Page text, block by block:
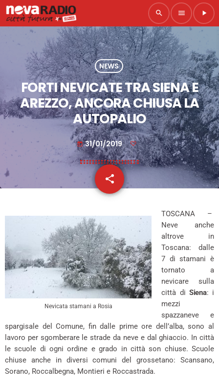
search menu play_arrow
NEWS
FORTI NEVICATE TRA SIENA E
AREZZO, ANCORA CHIUSA LA
AUTOPALIO
today 31/01/2019
share
email
Nevicata stamani a Rosia
TOSCANA –
Neve anche
altrove in
Toscana: dalle
7 di stamani è
tornato a
nevicare sulla
città di Siena: i
mezzi
spazzaneve e
spargisale del Comune, fin dalle prime ore dell’alba, sono al
lavoro per sgomberare le strade da neve e dal ghiaccio. In città
le scuole di ogni ordine e grado in città son chiuse. Scuole
chiuse anche in diversi comuni del grossetano: Scansano,
Sorano, Roccalbegna, Montieri e Roccastrada.